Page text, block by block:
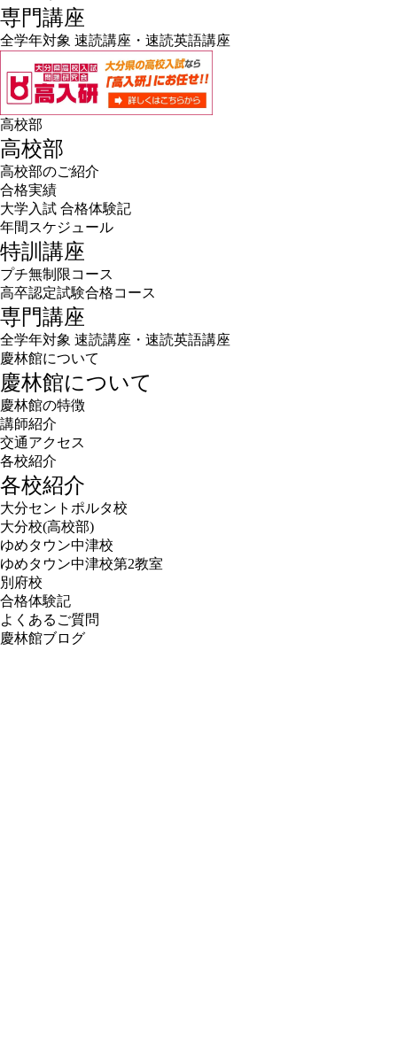
専門講座
全学年対象 速読講座・速読英語講座
高校部
高校部
高校部のご紹介
合格実績
大学入試 合格体験記
年間スケジュール
特訓講座
プチ無制限コース
高卒認定試験合格コース
専門講座
全学年対象 速読講座・速読英語講座
慶林館について
慶林館について
慶林館の特徴
講師紹介
交通アクセス
各校紹介
各校紹介
大分セントポルタ校
大分校(高校部)
ゆめタウン中津校
ゆめタウン中津校第2教室
別府校
合格体験記
よくあるご質問
慶林館ブログ